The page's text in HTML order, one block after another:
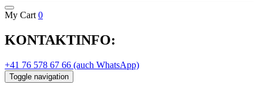
My Cart 0
KONTAKTINFO:
+41 76 578 67 66 (auch WhatsApp)
Toggle navigation